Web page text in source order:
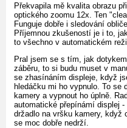
Překvapila mě kvalita obrazu
optického zoomu 12x. Ten
Funguje dobře i sledování
Příjemnou zkušeností je i to,
to všechno v automatickém
Pral jsem se s tím, jak
záběru, to si budu muset v
se zhasínáním displeje, když
hledáčku mi ho vypnulo. To se
kamery a vypnout ho úplně.
automatické přepínámí displej
držadlo na vršku kamery, když
se moc dobře nedrží.